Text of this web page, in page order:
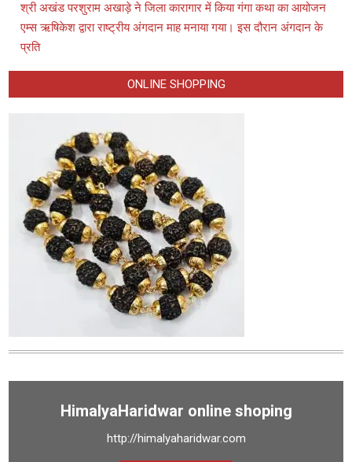
श्री अखंड परशुराम अखाड़े ने जिला कारागार में किया गंगा कथा का आयोजन
एम्स ऋषिकेश द्वारा राष्ट्रीय अंगदान माह मनाया गया। इस दौरान अंगदान के
प्रति
ONLINE SHOPPING
HimalyaHaridwar online shoping
http://himalyaharidwar.com